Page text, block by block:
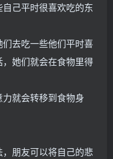
己平时很喜欢吃的东
去吃一些他们平时喜
她们就会在食物里得
就会转移到食物身
朋友可以将自己的悲